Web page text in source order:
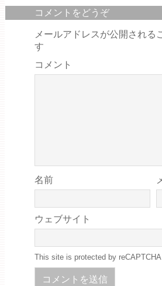
コメントをどうぞ
メールアドレスが公開される
す
コメント
名前
ウェブサイト
This site is protected by